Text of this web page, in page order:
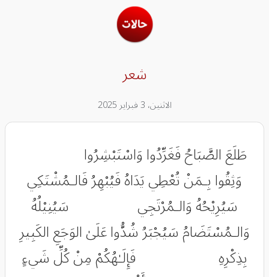
شعر
الاثنين، 3 فبراير 2025
​​طَلَعَ الصَّبَاحُ فَغَرِّدُوا وَاسْتَبْشِرُوا
وَثِقُوا بِـمَنْ تُعْطِي يَدَاهُ فَيُبْهِرُ فَالـمُشْتَكِي
سَيُرِيْحُهُ وَالـمُرْتَجِي سَيُنِيْلُهُ
وَالـمُسْتَضَامُ سَيُجْبَرُ شُدُّوا عَلَىٰ الوَجَعِ الكَبِيرِ
بِذِكْرِهِ فَإِلَـٰهُكُمْ مِنْ كُلِّ شَيءٍ